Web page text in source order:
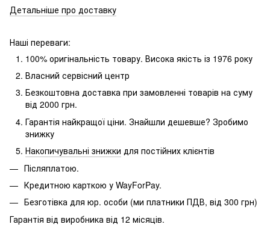
Детальніше про доставку
Наші переваги:
100% оригінальність товару. Висока якість із 1976 року
Власний сервісний центр
Безкоштовна доставка при замовленні товарів на суму
від 2000 грн.
Гарантія найкращої ціни. Знайшли дешевше? Зробимо
знижку
Накопичувальні знижки для постійних клієнтів
Післяплатою.
Кредитною карткою у WayForPay.
Безготівка для юр. особи (ми платники ПДВ, від 300 грн)
Гарантія від виробника від 12 місяців.